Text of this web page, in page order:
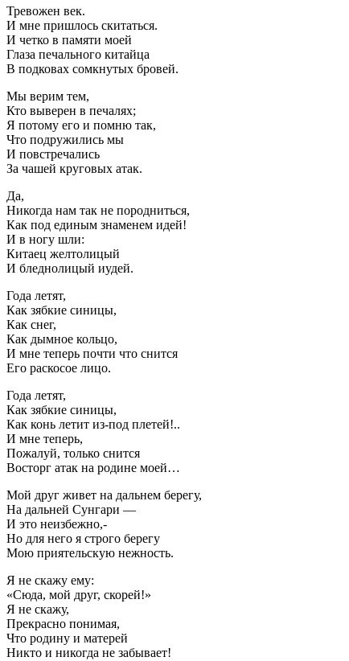
Тревожен век.
И мне пришлось скитаться.
И четко в памяти моей
Глаза печального китайца
В подковах сомкнутых бровей.
Мы верим тем,
Кто выверен в печалях;
Я потому его и помню так,
Что подружились мы
И повстречались
За чашей круговых атак.
Да,
Никогда нам так не породниться,
Как под единым знаменем идей!
И в ногу шли:
Китаец желтолицый
И бледнолицый иудей.
Года летят,
Как зябкие синицы,
Как снег,
Как дымное кольцо,
И мне теперь почти что снится
Его раскосое лицо.
Года летят,
Как зябкие синицы,
Как конь летит из-под плетей!..
И мне теперь,
Пожалуй, только снится
Восторг атак на родине моей…
Мой друг живет на дальнем берегу,
На дальней Сунгари —
И это неизбежно,-
Но для него я строго берегу
Мою приятельскую нежность.
Я не скажу ему:
«Сюда, мой друг, скорей!»
Я не скажу,
Прекрасно понимая,
Что родину и матерей
Никто и никогда не забывает!